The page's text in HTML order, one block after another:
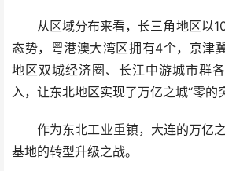
从区域分布来看，长三角地区以
态势，粤港澳大湾区拥有4个，京津
地区双城经济圈、长江中游城市群
入，让东北地区实现了万亿之城“零的
作为东北工业重镇，大连的万亿之
基地的转型升级之战。